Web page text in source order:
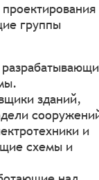
группы
зданий,
и
схемы и